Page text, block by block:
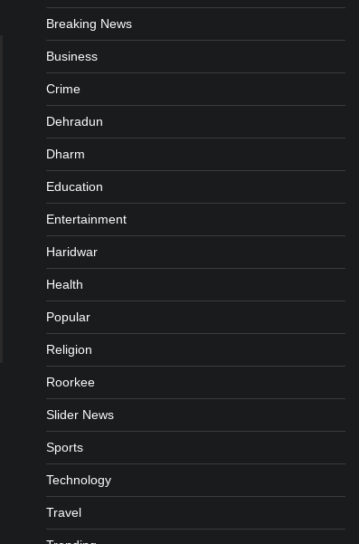
Breaking News
Business
Crime
Dehradun
Dharm
Education
Entertainment
Haridwar
Health
Popular
Religion
Roorkee
Slider News
Sports
Technology
Travel